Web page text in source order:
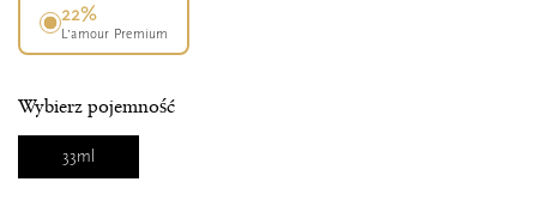
22%
L’amour Premium
Wybierz pojemność
33ml